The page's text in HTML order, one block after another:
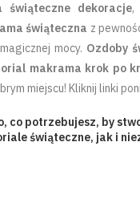
świąteczne dekoracje,
świąteczna z
mocy. Ozdoby
makrama krok po
miejscu! Kliknij linki
co potrzebujesz, by
świąteczne, jak i